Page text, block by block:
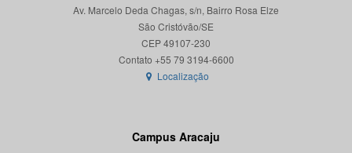
Av. Marcelo Deda Chagas, s/n, Bairro Rosa Elze
São Cristóvão/SE
CEP 49107-230
Localização
Campus Aracaju